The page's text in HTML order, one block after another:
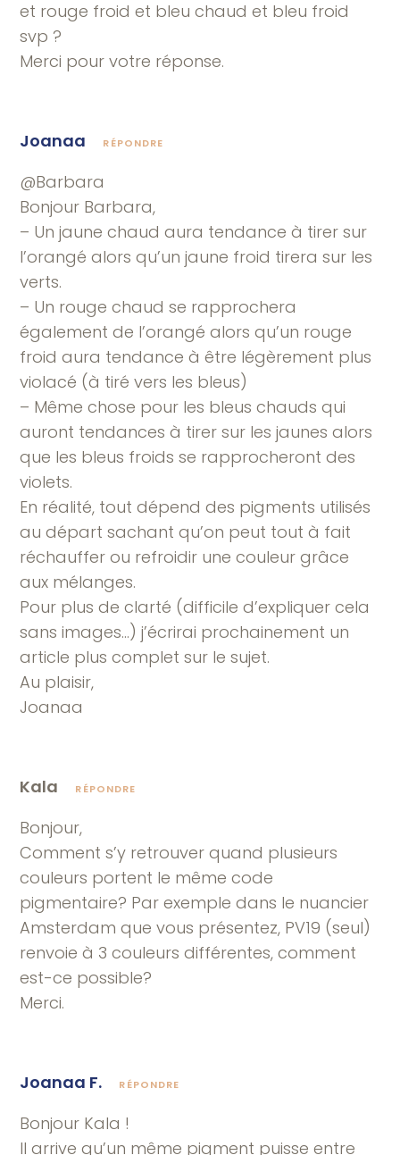
et rouge froid et bleu chaud et bleu froid
svp ?
Merci pour votre réponse.
Joanaa RÉPONDRE
@Barbara
Bonjour Barbara,
– Un jaune chaud aura tendance à tirer sur
l’orangé alors qu’un jaune froid tirera sur les
verts.
– Un rouge chaud se rapprochera
également de l’orangé alors qu’un rouge
froid aura tendance à être légèrement plus
violacé (à tiré vers les bleus)
– Même chose pour les bleus chauds qui
auront tendances à tirer sur les jaunes alors
que les bleus froids se rapprocheront des
violets.
En réalité, tout dépend des pigments utilisés
au départ sachant qu’on peut tout à fait
réchauffer ou refroidir une couleur grâce
aux mélanges.
Pour plus de clarté (difficile d’expliquer cela
sans images…) j’écrirai prochainement un
article plus complet sur le sujet.
Au plaisir,
Joanaa
Kala RÉPONDRE
Bonjour,
Comment s’y retrouver quand plusieurs
couleurs portent le même code
pigmentaire? Par exemple dans le nuancier
Amsterdam que vous présentez, PV19 (seul)
renvoie à 3 couleurs différentes, comment
est-ce possible?
Merci.
Joanaa F. RÉPONDRE
Bonjour Kala !
Il arrive qu’un même pigment puisse entre